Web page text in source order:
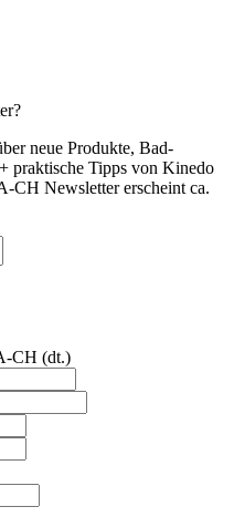
neue Produkte, Bad-
praktische Tipps von Kinedo
CH Newsletter erscheint ca.
CH (dt.)